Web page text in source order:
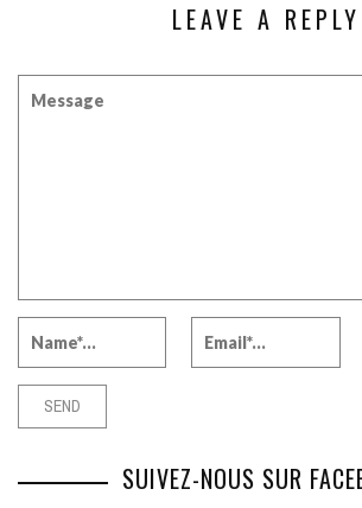
LEAVE A REPLY
SUIVEZ-NOUS SUR